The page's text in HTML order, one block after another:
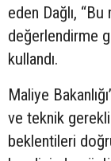
eden Dağlı,
değerlendirme
kullandı.
Maliye
ve teknik
beklentileri